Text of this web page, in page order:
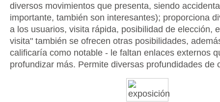
diversos movimientos que presenta, siendo
importante, también son interesantes); proporciona
a los usuarios, visita rápida, posibilidad de elección,
visita" también se ofrecen otras posibilidades,
calificaría como notable - le faltan enlaces externos
profundizar más. Permite diversas profundidades de